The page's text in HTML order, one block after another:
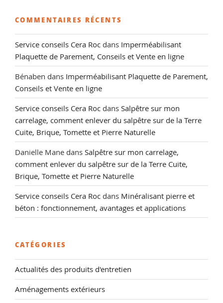
COMMENTAIRES RÉCENTS
Service conseils Cera Roc dans Imperméabilisant
Plaquette de Parement, Conseils et Vente en ligne
Bénaben dans Imperméabilisant Plaquette de Parement,
Conseils et Vente en ligne
Service conseils Cera Roc dans Salpêtre sur mon
carrelage, comment enlever du salpêtre sur de la Terre
Cuite, Brique, Tomette et Pierre Naturelle
Danielle Mane dans Salpêtre sur mon carrelage,
comment enlever du salpêtre sur de la Terre Cuite,
Brique, Tomette et Pierre Naturelle
Service conseils Cera Roc dans Minéralisant pierre et
béton : fonctionnement, avantages et applications
CATÉGORIES
Actualités des produits d'entretien
Aménagements extérieurs